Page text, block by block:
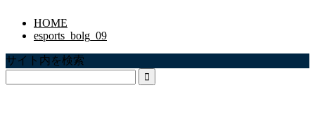
HOME
esports_bolg_09
サイト内を検索